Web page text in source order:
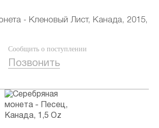
- Кленовый Лист, Канада, 2015,
Сообщить о поступлении
Позвонить